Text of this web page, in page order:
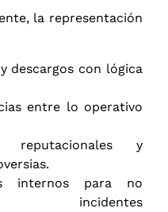
la representación
descargos con lógica
entre lo operativo
reputacionales y
internos para no